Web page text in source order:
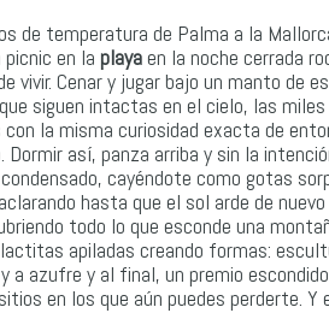
de temperatura de Palma a la
en la playaen la noche cerrada
vivir. Cenar y jugar bajo un manto de
siguen intactas en el cielo, las miles
la misma curiosidad exacta de
así, panza arriba y sin la
cayéndote como gotas
hasta que el sol arde de
todo lo que esconde una
apiladas creando formas:
azufre y al final, un premio
en los que aún puedes perderte. Y